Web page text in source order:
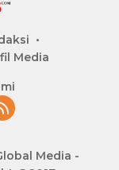
Media
Media -